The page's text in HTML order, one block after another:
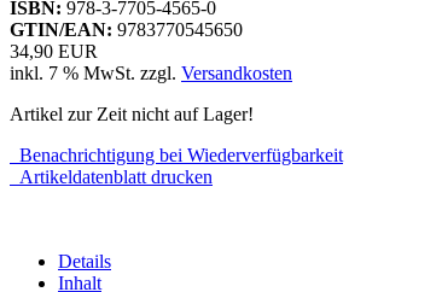
ISBN: 978-3-7705-4565-0
GTIN/EAN: 9783770545650
34,90 EUR
inkl. 7 % MwSt. zzgl. Versandkosten
Artikel zur Zeit nicht auf Lager!
Benachrichtigung bei Wiederverfügbarkeit
Artikeldatenblatt drucken
Details
Inhalt